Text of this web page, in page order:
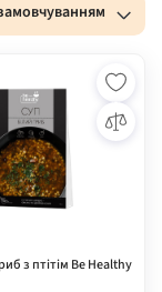
з птітім Be Healthy